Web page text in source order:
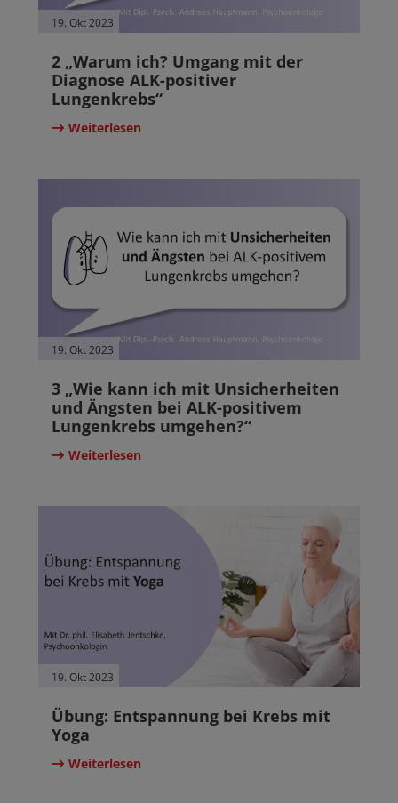
19. Okt 2023
2 „Warum ich? Umgang mit der
Diagnose ALK-positiver
Lungenkrebs“
Weiterlesen
19. Okt 2023
3 „Wie kann ich mit Unsicherheiten
und Ängsten bei ALK-positivem
Lungenkrebs umgehen?“
Weiterlesen
19. Okt 2023
Übung: Entspannung bei Krebs mit
Yoga
Weiterlesen